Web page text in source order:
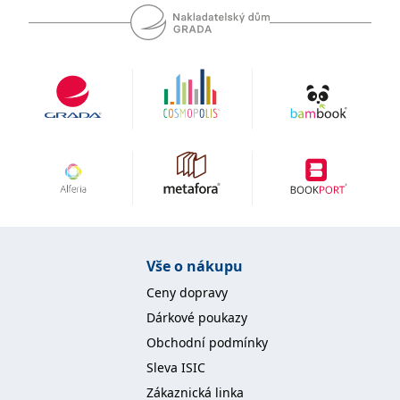
Vše o nákupu
Ceny dopravy
Dárkové poukazy
Obchodní podmínky
Sleva ISIC
Zákaznická linka